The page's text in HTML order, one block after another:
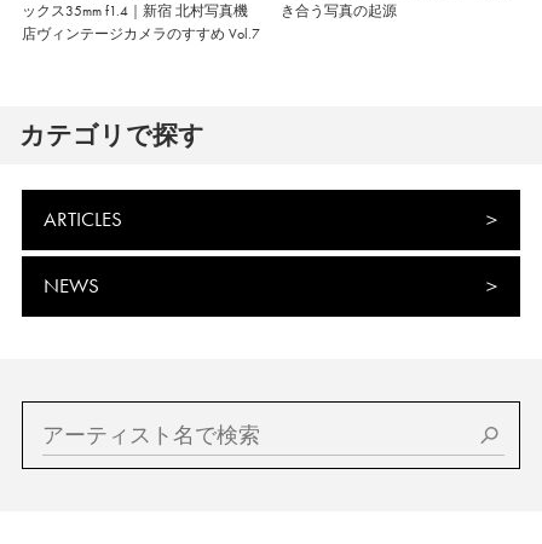
ックス35mm f1.4｜新宿 北村写真機
店ヴィンテージカメラのすすめ Vol.7
き合う写真の起源
カテゴリで探す
ARTICLES
NEWS